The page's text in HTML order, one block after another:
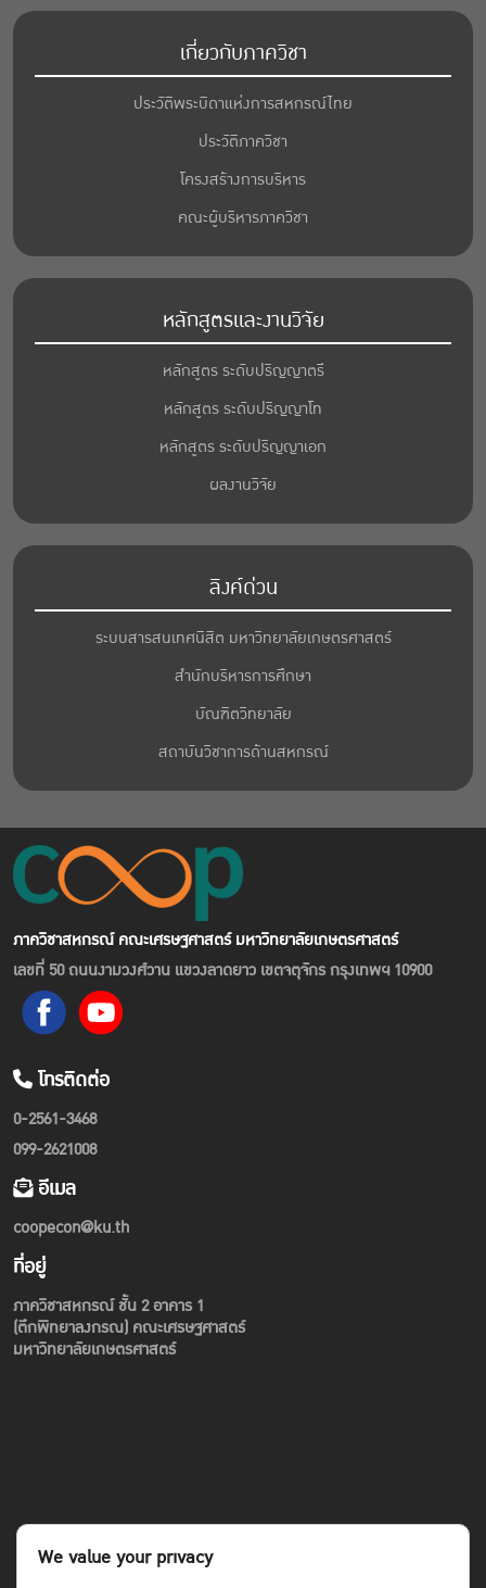
เกี่ยวกับภาควิชา
ประวัติพระบิดาแห่งการสหกรณ์ไทย
ประวัติภาควิชา
โครงสร้างการบริหาร
คณะผู้บริหารภาควิชา
หลักสูตรและงานวิจัย
หลักสูตร ระดับปริญญาตรี
หลักสูตร ระดับปริญญาโท
หลักสูตร ระดับปริญญาเอก
ผลงานวิจัย
ลิงค์ด่วน
ระบบสารสนเทศนิสิต มหาวิทยาลัยเกษตรศาสตร์
สำนักบริหารการศึกษา
บัณฑิตวิทยาลัย
สถาบันวิชาการด้านสหกรณ์
ภาควิชาสหกรณ์ คณะเศรษฐศาสตร์ มหาวิทยาลัยเกษตรศาสตร์
เลขที่ 50 ถนนงามวงศ์วาน แขวงลาดยาว เขตจตุจักร กรุงเทพฯ 10900
โทรติดต่อ
0-2561-3468
099-2621008
อีเมล
coopecon@ku.th
ที่อยู่
ภาควิชาสหกรณ์ ชั้น 2 อาคาร 1
(ตึกพิทยาลงกรณ) คณะเศรษฐศาสตร์
มหาวิทยาลัยเกษตรศาสตร์
We value your privacy